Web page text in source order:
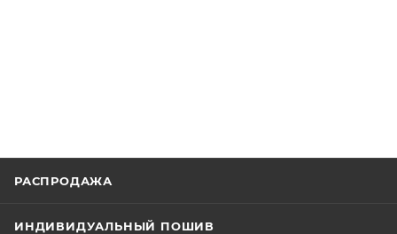
РАСПРОДАЖА
ИНДИВИДУАЛЬНЫЙ ПОШИВ